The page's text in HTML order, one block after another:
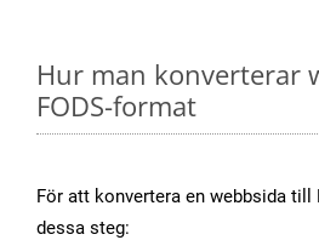
Hur man konverterar
FODS-format
För att konvertera en webbsida till
dessa steg: